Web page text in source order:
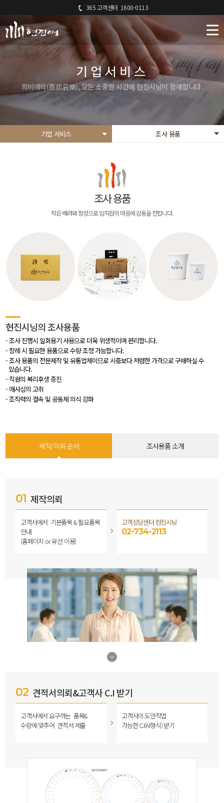
365 고객센터 1600-0113
기업서비스
희비애락(喜悲哀樂), 모든 소중한 시간에 현진시닝이 함께합니다.
기업 서비스 조사 용품
조사 용품
작은 배려와 정성으로 임직원의 마음에 감동을 전합니다.
현진시닝의 조사용품
조사 진행시 일회용기 사용으로 더욱 위생적이며 편리합니다.
장례 시 필요한 용품으로 수량 조정 가능합니다.
조사 용품의 전문제작 및 유통업체이므로 시중보다 저렴한 가격으로 구매하실 수
있습니다.
직원의 복리후생 증진
애사심의 고취
조직력의 결속 및 공동체 의식 강화
제작/의뢰 순서 조사용품 소개
01 제작의뢰
고객사에서 기본품목 & 필요품목
안내
(홈페이지 or 유선 이용)
고객상담센터 현진시닝
02-734-2113
02 견적서의뢰&고객사 C.I 받기
고객사에서 요구하는 품목&
수량에 맞추어 견적서 제출
고객사의 도안작업
가능한 C.I(AI형식) 받기